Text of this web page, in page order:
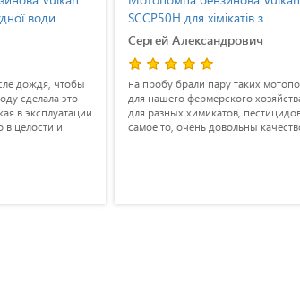
води
дождя, чтобы
сделала это
в эксплуатации
в целости и
SCCP50H для хімікатів з
двигуном Honda GX 160
Сергей Александрович
на пробу брали пару таких
для нашего фермерского
для разных химикатов,
самое то, очень довольны